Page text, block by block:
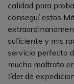
calidad para
conseguí estos
suficiente y mis
servicio perfecto
mucho maltrato
líder de